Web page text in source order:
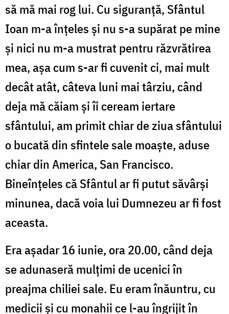
să mă mai rog lui. Cu siguranță, Sfântul
Ioan m-a înțeles și nu s-a supărat pe mine
și nici nu m-a mustrat pentru răzvrătirea
mea, așa cum s-ar fi cuvenit ci, mai mult
decât atât, câteva luni mai târziu, când
deja mă căiam și îi ceream iertare
sfântului, am primit chiar de ziua sfântului
o bucată din sfintele sale moaște, aduse
chiar din America, San Francisco.
Bineînțeles că Sfântul ar fi putut săvârși
minunea, dacă voia lui Dumnezeu ar fi fost
aceasta.
Era așadar 16 iunie, ora 20.00, când deja
se adunaseră mulțimi de ucenici în
preajma chiliei sale. Eu eram înăuntru, cu
medicii și cu monahii ce l-au îngrijit în